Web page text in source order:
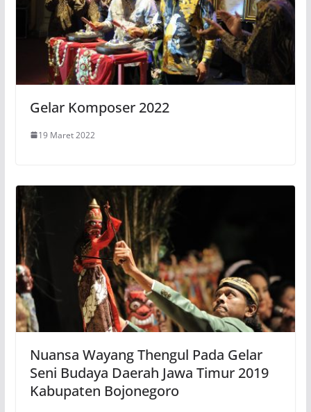
Gelar Komposer 2022
19 Maret 2022
Nuansa Wayang Thengul Pada Gelar
Seni Budaya Daerah Jawa Timur 2019
Kabupaten Bojonegoro